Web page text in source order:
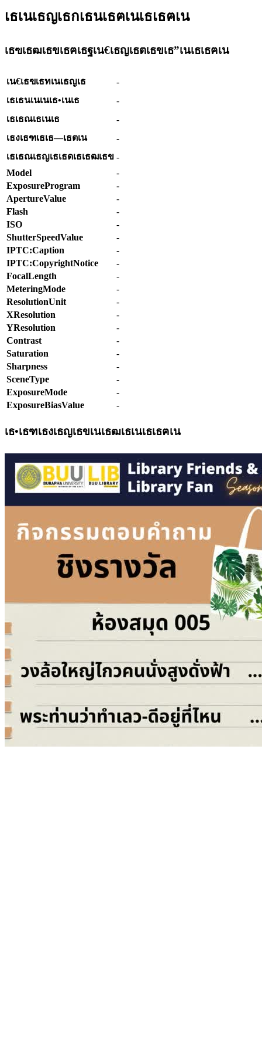
เธเนเธญเธกเธนเธฅเนเธเธฅเน
เธฃเธฒเธขเธฅเธฐเน€เธญเธตเธขเธ”เนเธเธฅเน
เน€เธฃเธทเนเธญเธ
-
เธเธนเนเนเธ•เนเธ
-
เธเธณเธเนเธ
-
เธงเธฑเธเธ—เธตเน
-
เธเธณเธญเธเธดเธเธฒเธข -
Model
-
ExposureProgram
-
ApertureValue
-
Flash
-
ISO
-
ShutterSpeedValue
-
IPTC:Caption
-
IPTC:CopyrightNotice
-
FocalLength
-
MeteringMode
-
ResolutionUnit
-
XResolution
-
YResolution
-
Contrast
-
Saturation
-
Sharpness
-
SceneType
-
ExposureMode
-
ExposureBiasValue
-
เธ•เธฑเธงเธญเธขเนเธฒเธเนเธเธฅเน